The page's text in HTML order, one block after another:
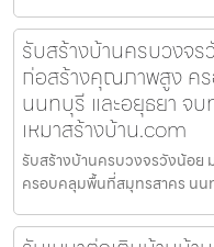
รับสร้างบ้านครบวงจ
ก่อสร้างคุณภาพสูง ค
นนทบุรี และอยุธยา จ
เหมาสร้างบ้าน.com
รับสร้างบ้านครบวงจรวังน้อย
ครอบคลุมพื้นที่สมุทรสาคร นน